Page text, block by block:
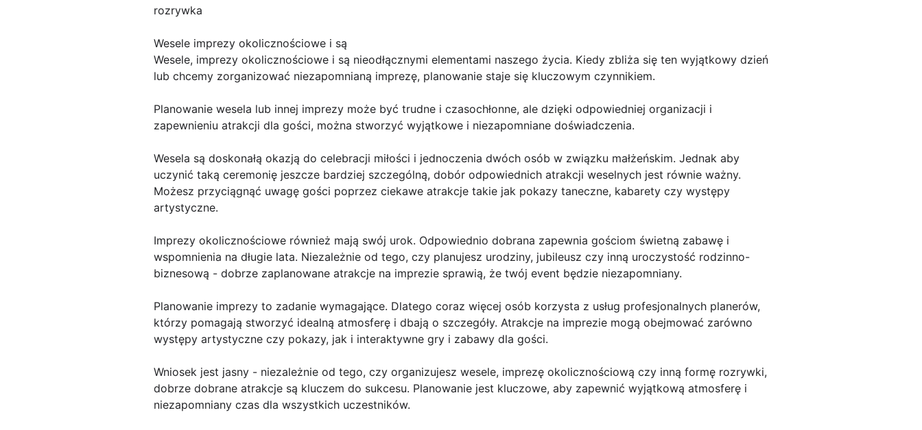
rozrywka
Wesele imprezy okolicznościowe i są
Wesele, imprezy okolicznościowe i są nieodłącznymi elementami naszego życia. Kiedy zbliża się ten wyjątkowy dzień
lub chcemy zorganizować niezapomnianą imprezę, planowanie staje się kluczowym czynnikiem.
Planowanie wesela lub innej imprezy może być trudne i czasochłonne, ale dzięki odpowiedniej organizacji i
zapewnieniu atrakcji dla gości, można stworzyć wyjątkowe i niezapomniane doświadczenia.
Wesela są doskonałą okazją do celebracji miłości i jednoczenia dwóch osób w związku małżeńskim. Jednak aby
uczynić taką ceremonię jeszcze bardziej szczególną, dobór odpowiednich atrakcji weselnych jest równie ważny.
Możesz przyciągnąć uwagę gości poprzez ciekawe atrakcje takie jak pokazy taneczne, kabarety czy występy
artystyczne.
Imprezy okolicznościowe również mają swój urok. Odpowiednio dobrana zapewnia gościom świetną zabawę i
wspomnienia na długie lata. Niezależnie od tego, czy planujesz urodziny, jubileusz czy inną uroczystość rodzinno-
biznesową - dobrze zaplanowane atrakcje na imprezie sprawią, że twój event będzie niezapomniany.
Planowanie imprezy to zadanie wymagające. Dlatego coraz więcej osób korzysta z usług profesjonalnych planerów,
którzy pomagają stworzyć idealną atmosferę i dbają o szczegóły. Atrakcje na imprezie mogą obejmować zarówno
występy artystyczne czy pokazy, jak i interaktywne gry i zabawy dla gości.
Wniosek jest jasny - niezależnie od tego, czy organizujesz wesele, imprezę okolicznościową czy inną formę rozrywki,
dobrze dobrane atrakcje są kluczem do sukcesu. Planowanie jest kluczowe, aby zapewnić wyjątkową atmosferę i
niezapomniany czas dla wszystkich uczestników.